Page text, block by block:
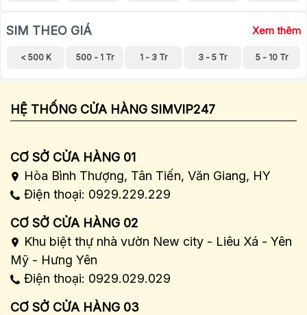
SIM THEO GIÁ Xem thêm
< 500 K 500 - 1 Tr 1 - 3 Tr 3 - 5 Tr 5 - 10 Tr
HỆ THỐNG CỬA HÀNG SIMVIP247
CƠ SỞ CỬA HÀNG 01
Hòa Bình Thượng, Tân Tiến, Văn Giang, HY
Điện thoại: 0929.229.229
CƠ SỞ CỬA HÀNG 02
Khu biệt thự nhà vườn New city - Liêu Xá - Yên
Mỹ - Hưng Yên
Điện thoại: 0929.029.029
CƠ SỞ CỬA HÀNG 03